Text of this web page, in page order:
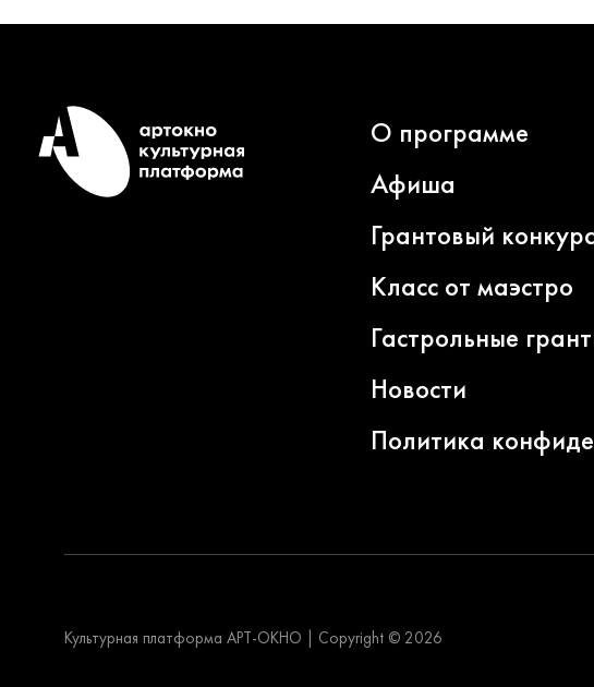
О программе
Афиша
Грантовый конкурс
Класс от маэстро
Гастрольные
Новости
Политика
Культурная платформа АРТ-ОКНО Copyright © 2026